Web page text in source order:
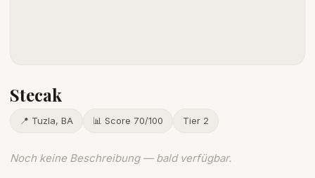
Stecak
📍 Tuzla, BA 📊 Score 70/100 Tier 2
Noch keine Beschreibung — bald verfügbar.